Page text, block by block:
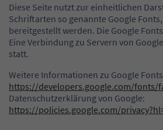
Diese Seite nutzt zur einheitlichen
Schriftarten so genannte Google
bereitgestellt werden. Die Google
Eine Verbindung zu Servern von
statt.
Weitere Informationen zu Google
https://developers.google.com/fonts/
Datenschutzerklärung von Google:
https://policies.google.com/